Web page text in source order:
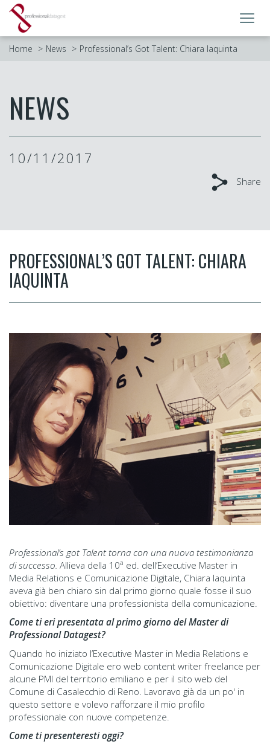
Home News Professional’s Got Talent: Chiara Iaquinta
NEWS
10/11/2017
Share
PROFESSIONAL’S GOT TALENT: CHIARA
IAQUINTA
Professional’s got Talent torna con una nuova testimonianza
di successo. Allieva della 10a ed. dell’Executive Master in
Media Relations e Comunicazione Digitale, Chiara Iaquinta
aveva già ben chiaro sin dal primo giorno quale fosse il suo
obiettivo: diventare una professionista della comunicazione.
Come ti eri presentata al primo giorno del Master di
Professional Datagest?
Quando ho iniziato l’Executive Master in Media Relations e
Comunicazione Digitale ero web content writer freelance per
alcune PMI del territorio emiliano e per il sito web del
Comune di Casalecchio di Reno. Lavoravo già da un po' in
questo settore e volevo rafforzare il mio profilo
professionale con nuove competenze.
Come ti presenteresti oggi?